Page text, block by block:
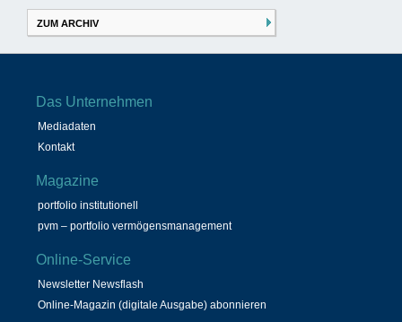
ZUM ARCHIV
Das Unternehmen
Mediadaten
Kontakt
Magazine
portfolio institutionell
pvm – portfolio vermögensmanagement
Online-Service
Newsletter Newsflash
Online-Magazin (digitale Ausgabe) abonnieren